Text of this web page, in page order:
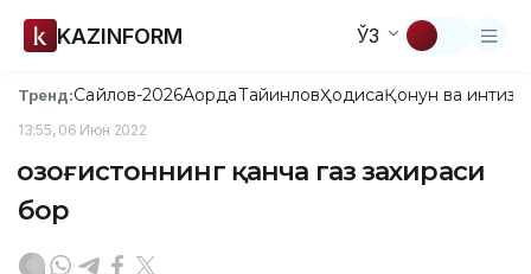
KAZINFORM ЎЗ
Тренд:Сайлов-2026АқордаТайинловҲодисаҚонун ва
13:55, 06 Июн 2022
Қозоғистоннинг қанча газ захираси
бор